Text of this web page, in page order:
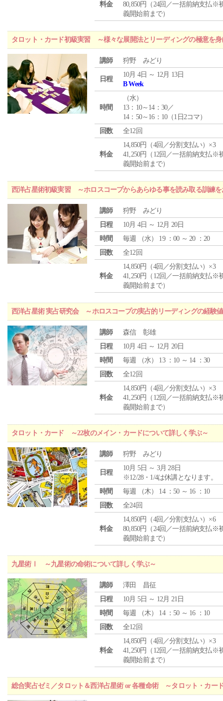
料金
80,850円（24回／一括前納支払※
義開始前まで）
タロット・カード初級実習 ～様々な展開法とリーディングの極意を身
講師 狩野 みどり
日程
10月 4日 ～ 12月 13日
B Week
時間
（水）
13：10～14：30／
14：50～16：10（1日2コマ）
回数
全12回
料金
14,850円（4回／分割支払い）×3
41,250円（12回／一括前納支払※
義開始前まで）
西洋占星術初級実習 ～ホロスコープからあらゆる事を読み取る訓練を
講師
狩野 みどり
日程
10月 4日 ～ 12月 20日
時間
毎週 （水） 19 ：00 ～ 20 ：20
回数
全12回
料金
14,850円（4回／分割支払い）×3
41,250円（12回／一括前納支払※
義開始前まで）
西洋占星術 実占研究会 ～ホロスコープの実占的リーディングの経験
講師
森信 彰雄
日程
10月 4日 ～ 12月 20日
時間
毎週 （水） 13 ：10 ～ 14 ：30
回数
全12回
料金
14,850円（4回／分割支払い）×3
41,250円（12回／一括前納支払※
義開始前まで）
タロット・カード ～22枚のメイン・カードについて詳しく学ぶ～
講師 狩野 みどり
日程
10月 5日 ～ 3月 28日
※12/28・1/4は休講となります。
時間
毎週 （木） 14 ：50 ～ 16 ：10
回数
全24回
料金
14,850円（4回／分割支払い）×6
80,850円（24回／一括前納支払※
義開始前まで）
九星術Ⅰ ～九星術の命術について詳しく学ぶ～
講師
澤田 昌征
日程
10月 5日 ～ 12月 21日
時間
毎週 （木） 14 ：50 ～ 16 ：10
回数
全12回
料金
14,850円（4回／分割支払い）×3
41,250円（12回／一括前納支払※
義開始前まで）
総合実占ゼミ／タロット＆西洋占星術 or 各種命術 ～タロット・カー